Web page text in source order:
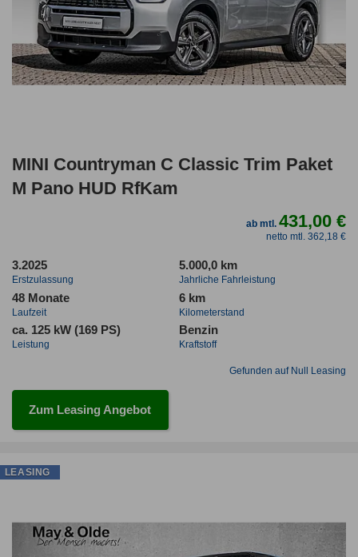
MINI Countryman C Classic Trim Paket
M Pano HUD RfKam
ab mtl.431,00 €
netto mtl. 362,18 €
3.2025
Erstzulassung
5.000,0 km
Jahrliche Fahrleistung
48 Monate
Laufzeit
6 km
Kilometerstand
ca. 125 kW (169 PS)
Leistung
Benzin
Kraftstoff
Gefunden auf Null Leasing
Zum Leasing Angebot
LEASING